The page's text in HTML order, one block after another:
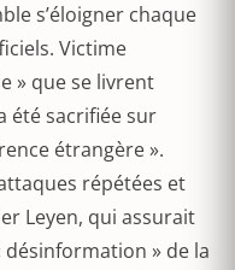
s’éloigner chaque
Victime
» que se livrent
été sacrifiée sur
étrangère ».
répétées et
Leyen, qui assurait
» de la